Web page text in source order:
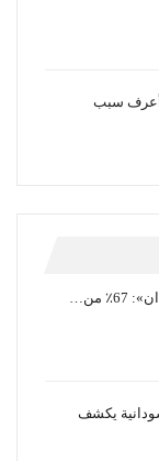
أعرف سبب
من…
يكشف